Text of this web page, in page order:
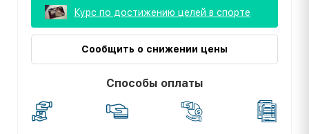
Курс по достижению целей в спорте
Сообщить о снижении цены
Способы оплаты